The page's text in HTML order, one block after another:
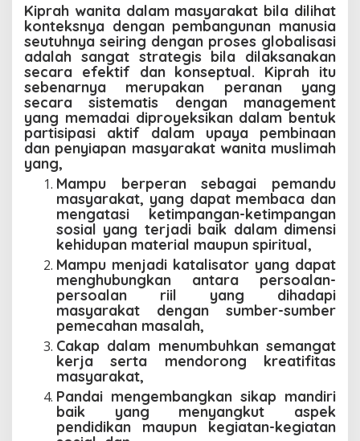
Kiprah wanita dalam masyarakat bila dilihat
konteksnya dengan pembangunan manusia
seutuhnya seiring dengan proses globalisasi
adalah sangat strategis bila dilaksanakan
secara efektif dan konseptual. Kiprah itu
sebenarnya merupakan peranan yang
secara sistematis dengan management
yang memadai diproyeksikan dalam bentuk
partisipasi aktif dalam upaya pembinaan
dan penyiapan masyarakat wanita muslimah
yang,
Mampu berperan sebagai pemandu
masyarakat, yang dapat membaca dan
mengatasi ketimpangan-ketimpangan
sosial yang terjadi baik dalam dimensi
kehidupan material maupun spiritual,
Mampu menjadi katalisator yang dapat
menghubungkan antara persoalan-
persoalan riil yang dihadapi
masyarakat dengan sumber-sumber
pemecahan masalah,
Cakap dalam menumbuhkan semangat
kerja serta mendorong kreatifitas
masyarakat,
Pandai mengembangkan sikap mandiri
baik yang menyangkut aspek
pendidikan maupun kegiatan-kegiatan